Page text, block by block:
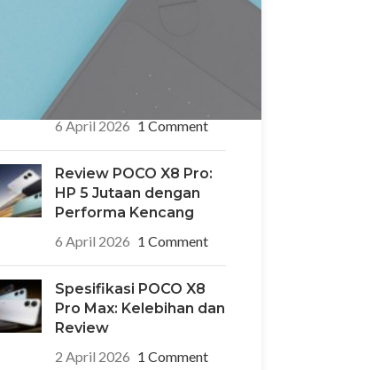
POCO X8 Pro Iron Man
Edition: HP Edisi
Terbatas Desain
Superhero yang Ikonik
6 April 2026 1 Comment
Review POCO X8 Pro:
HP 5 Jutaan dengan
Performa Kencang
6 April 2026 1 Comment
Spesifikasi POCO X8
Pro Max: Kelebihan dan
Review
2 April 2026 1 Comment